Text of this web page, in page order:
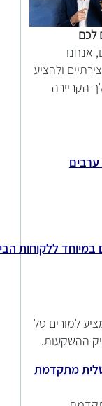
לכם
אנחנו
ולהציע
הקריירה
ללקוחות
למורים סל
ההשקעות.
מתקדמת